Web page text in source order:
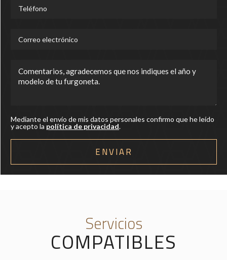
Mediante el envío de mis datos personales confirmo que he leído
y acepto la política de privacidad.
Servicios
COMPATIBLES